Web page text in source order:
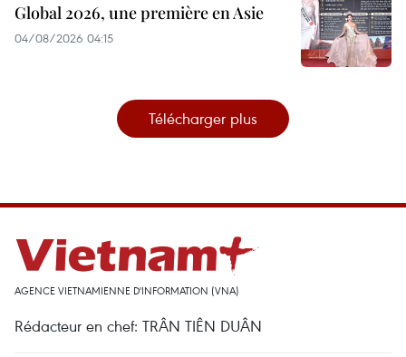
Global 2026, une première en Asie
04/08/2026 04:15
Télécharger plus
AGENCE VIETNAMIENNE D'INFORMATION (VNA)
Rédacteur en chef: TRÂN TIÊN DUÂN